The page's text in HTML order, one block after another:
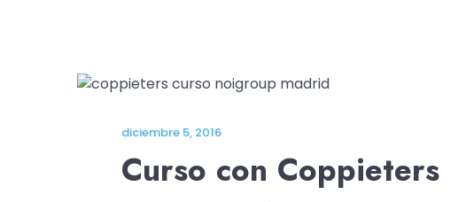
diciembre 5, 2016
Curso con Coppieters